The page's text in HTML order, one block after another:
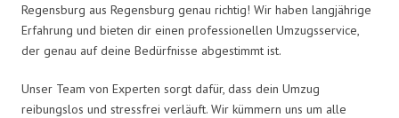
Regensburg aus Regensburg genau richtig! Wir haben langjährige
Erfahrung und bieten dir einen professionellen Umzugsservice,
der genau auf deine Bedürfnisse abgestimmt ist.
Unser Team von Experten sorgt dafür, dass dein Umzug
reibungslos und stressfrei verläuft. Wir kümmern uns um alle